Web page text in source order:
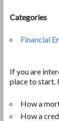
Categories
Financial
If you are
place to start.
How a
How a